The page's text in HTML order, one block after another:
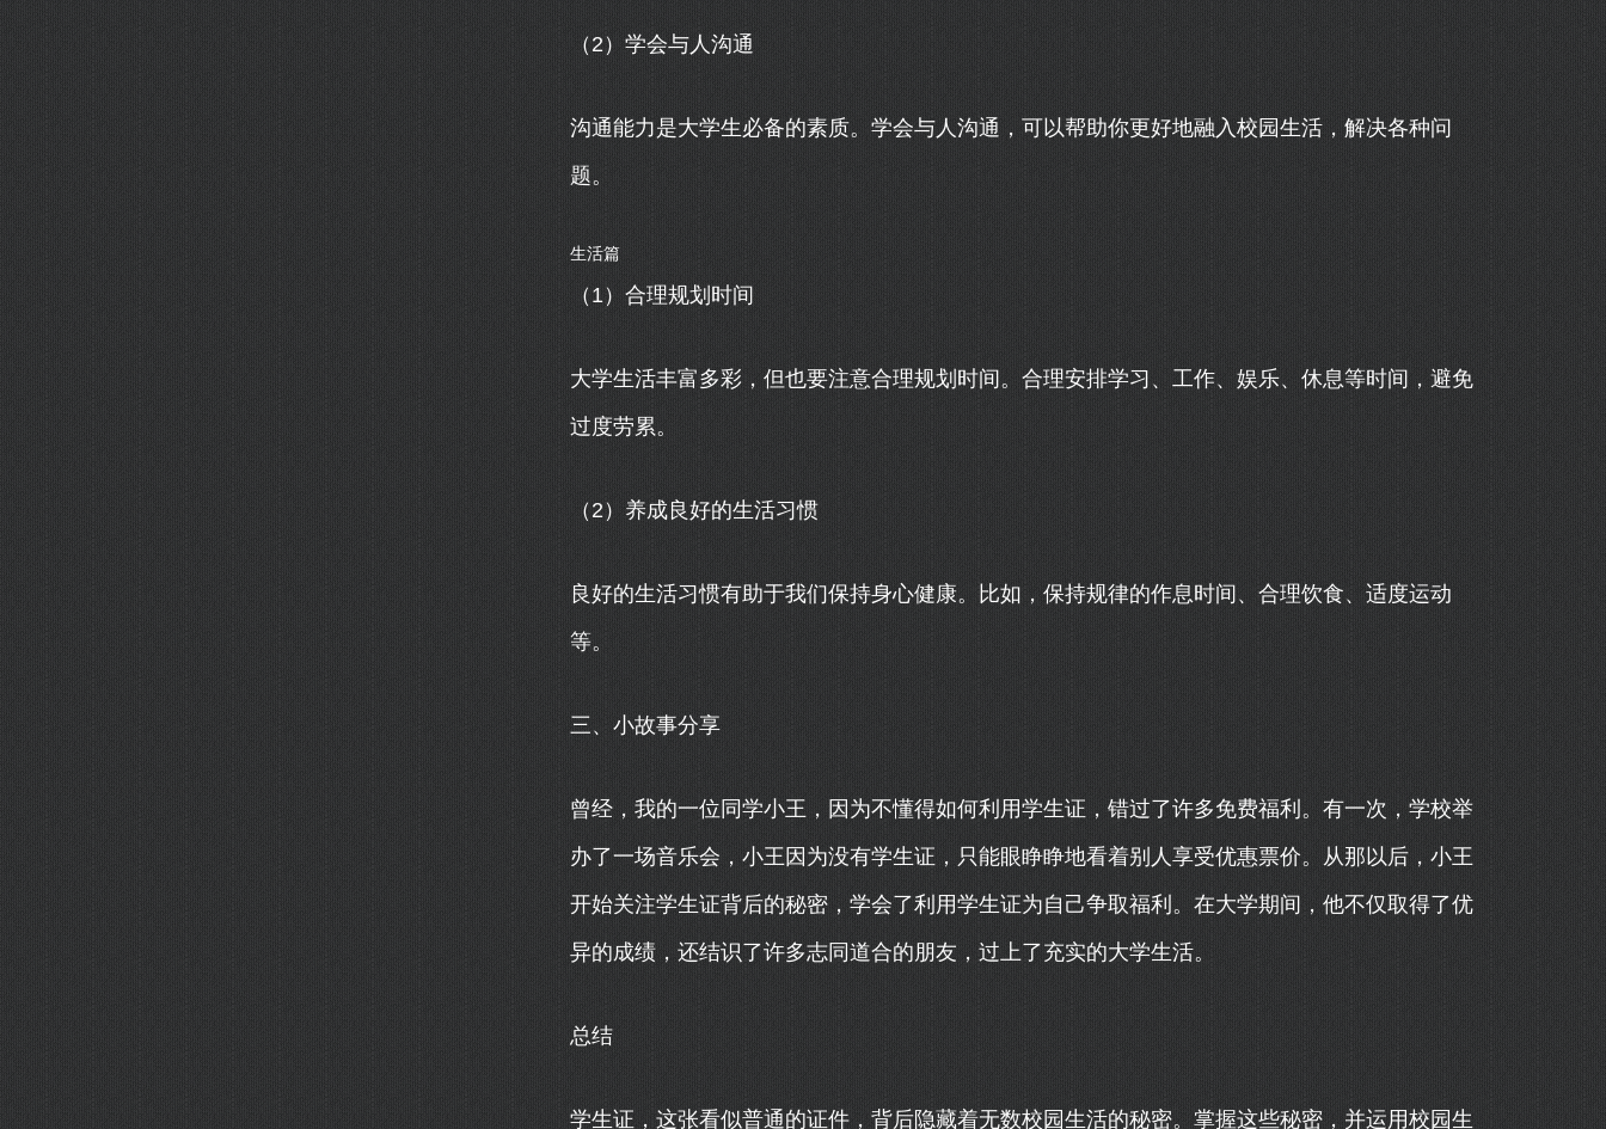
（2）学会与人沟通
沟通能力是大学生必备的素质。学会与人沟通，可以帮助你更好地融入校园生活，解决各种问
题。
生活篇
（1）合理规划时间
大学生活丰富多彩，但也要注意合理规划时间。合理安排学习、工作、娱乐、休息等时间，避免
过度劳累。
（2）养成良好的生活习惯
良好的生活习惯有助于我们保持身心健康。比如，保持规律的作息时间、合理饮食、适度运动
等。
三、小故事分享
曾经，我的一位同学小王，因为不懂得如何利用学生证，错过了许多免费福利。有一次，学校举
办了一场音乐会，小王因为没有学生证，只能眼睁睁地看着别人享受优惠票价。从那以后，小王
开始关注学生证背后的秘密，学会了利用学生证为自己争取福利。在大学期间，他不仅取得了优
异的成绩，还结识了许多志同道合的朋友，过上了充实的大学生活。
总结
学生证，这张看似普通的证件，背后隐藏着无数校园生活的秘密。掌握这些秘密，并运用校园生